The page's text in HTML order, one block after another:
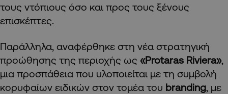
τους ντόπιους όσο και προς τους ξένους
επισκέπτες.
Παράλληλα, αναφέρθηκε στη νέα στρατηγική
προώθησης της περιοχής ως «Protaras Riviera»,
μια προσπάθεια που υλοποιείται με τη συμβολή
κορυφαίων ειδικών στον τομέα του branding , με